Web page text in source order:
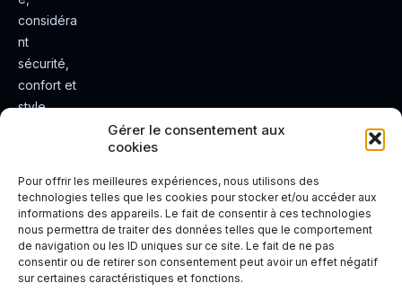
Gérer le consentement aux
cookies
Pour offrir les meilleures expériences, nous utilisons des
technologies telles que les cookies pour stocker et/ou accéder aux
informations des appareils. Le fait de consentir à ces technologies
nous permettra de traiter des données telles que le comportement
de navigation ou les ID uniques sur ce site. Le fait de ne pas
consentir ou de retirer son consentement peut avoir un effet négatif
sur certaines caractéristiques et fonctions.
considéra
nt
sécurité,
confort et
style.
e de
conduite
plus sûre
et plus
agréable.